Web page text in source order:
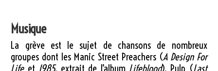
Musique
La grève est le sujet de chansons de nombreux
groupes dont les Manic Street Preachers (A Design For
Lifeet 1985, extrait de l’album Lifeblood), Pulp (Last